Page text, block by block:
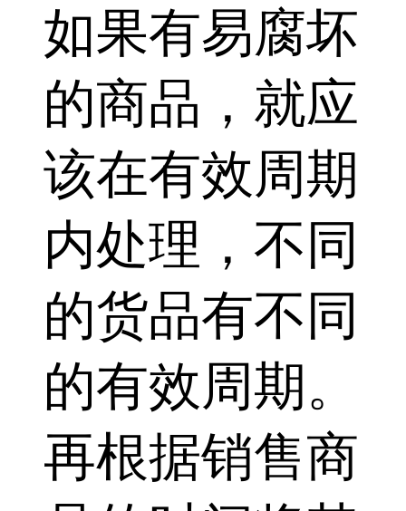
如果有易腐坏
的商品，就应
该在有效周期
内处理，不同
的货品有不同
的有效周期。
再根据销售商